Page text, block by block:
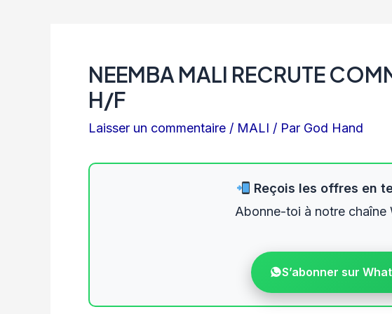
NEEMBA MALI RECRUTE
H/F
Laisser un commentaire / MALI / Par God Hand
Reçois les offres en
Abonne-toi à notre chaîne
S’abonner sur